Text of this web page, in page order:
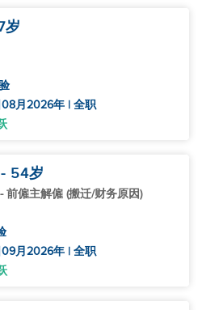
岁
月2026年 | 全职
- 54岁
前僱主解僱 (搬迁/财务原因)
月2026年 | 全职